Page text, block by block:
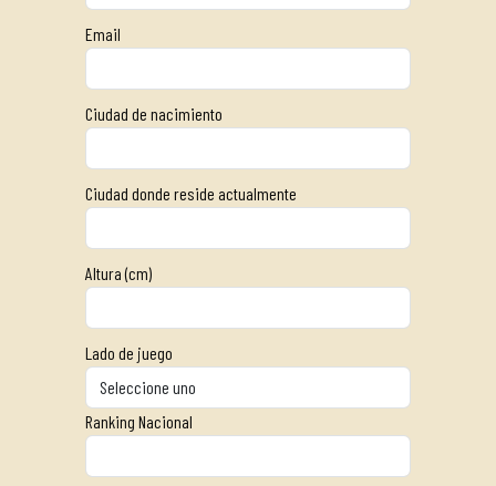
Email
Ciudad de nacimiento
Ciudad donde reside actualmente
Altura (cm)
Lado de juego
Ranking Nacional